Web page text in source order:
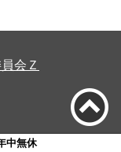
会Ｚ
中無休